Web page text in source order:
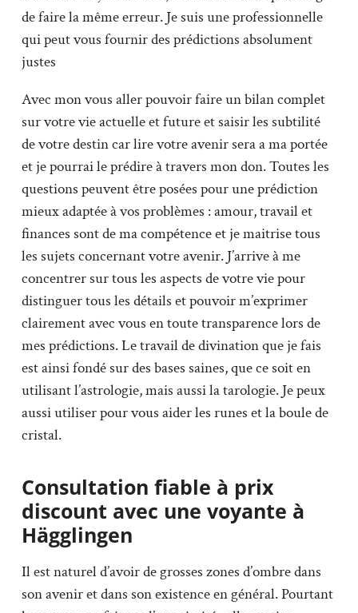
de faire la même erreur. Je suis une professionnelle
qui peut vous fournir des prédictions absolument
justes
Avec mon vous aller pouvoir faire un bilan complet
sur votre vie actuelle et future et saisir les subtilité
de votre destin car lire votre avenir sera a ma portée
et je pourrai le prédire à travers mon don. Toutes les
questions peuvent être posées pour une prédiction
mieux adaptée à vos problèmes : amour, travail et
finances sont de ma compétence et je maitrise tous
les sujets concernant votre avenir. J’arrive à me
concentrer sur tous les aspects de votre vie pour
distinguer tous les détails et pouvoir m’exprimer
clairement avec vous en toute transparence lors de
mes prédictions. Le travail de divination que je fais
est ainsi fondé sur des bases saines, que ce soit en
utilisant l’astrologie, mais aussi la tarologie. Je peux
aussi utiliser pour vous aider les runes et la boule de
cristal.
Consultation fiable à prix
discount avec une voyante à
Hägglingen
Il est naturel d’avoir de grosses zones d’ombre dans
son avenir et dans son existence en général. Pourtant